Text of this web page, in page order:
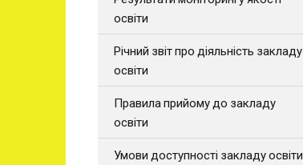
освіти
Річний звіт про діяльність закладу
освіти
Правила прийому до закладу
освіти
Умови доступності закладу освіти